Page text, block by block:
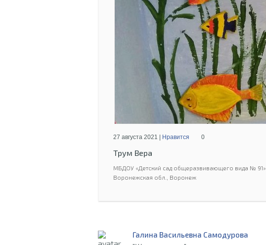
27 августа 2021 | Нравится 0
Трум Вера
МБДОУ «Детский сад общеразвивающего вида № 91»
Воронежская обл., Воронеж
Галина Васильевна Самодурова